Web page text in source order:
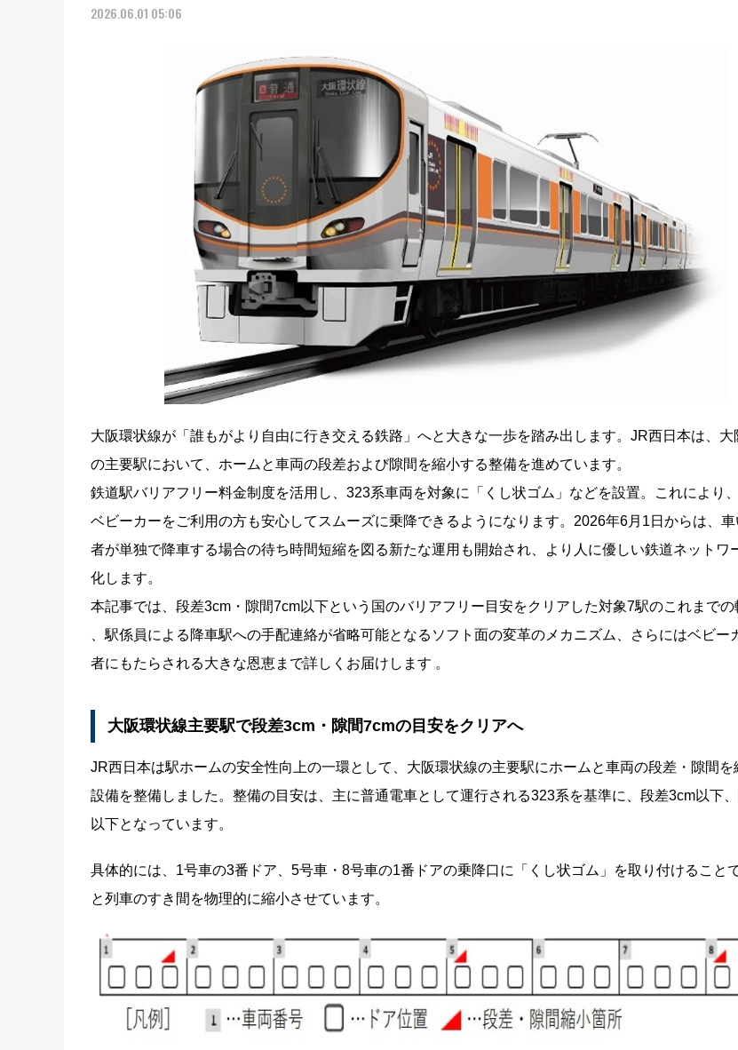
2026.06.01 05:06
大阪環状線が「誰もがより自由に行き交える鉄路」へと大きな一歩を踏み出します。JR西日本は、大
の主要駅において、ホームと車両の段差および隙間を縮小する整備を進めています。
鉄道駅バリアフリー料金制度を活用し、323系車両を対象に「くし状ゴム」などを設置。これにより
ベビーカーをご利用の方も安心してスムーズに乗降できるようになります。2026年6月1日からは、車
者が単独で降車する場合の待ち時間短縮を図る新たな運用も開始され、より人に優しい鉄道ネットワ
化します。
本記事では、段差3cm・隙間7cm以下という国のバリアフリー目安をクリアした対象7駅のこれまでの
、駅係員による降車駅への手配連絡が省略可能となるソフト面の変革のメカニズム
、さらにはベビー
者にもたらされる大きな恩恵まで詳しくお届けします 。
大阪環状線主要駅で段差3cm・隙間7cmの目安をクリアへ
JR西日本は駅ホームの安全性向上の一環として、大阪環状線の主要駅にホームと車両の段差・隙間を
設備を整備しました。整備の目安は、主に普通電車として運行される323系を基準に、段差3cm以下
以下となっています。
具体的には、1号車の3番ドア、5号車・8号車の1番ドアの乗降口に「くし状ゴム」を取り付けること
と列車のすき間を物理的に縮小させています。